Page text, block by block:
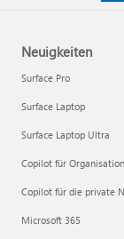
Neuigkeiten
Surface Pro
Surface Laptop
Surface Laptop Ultra
Copilot für
Copilot für die private
Microsoft 365